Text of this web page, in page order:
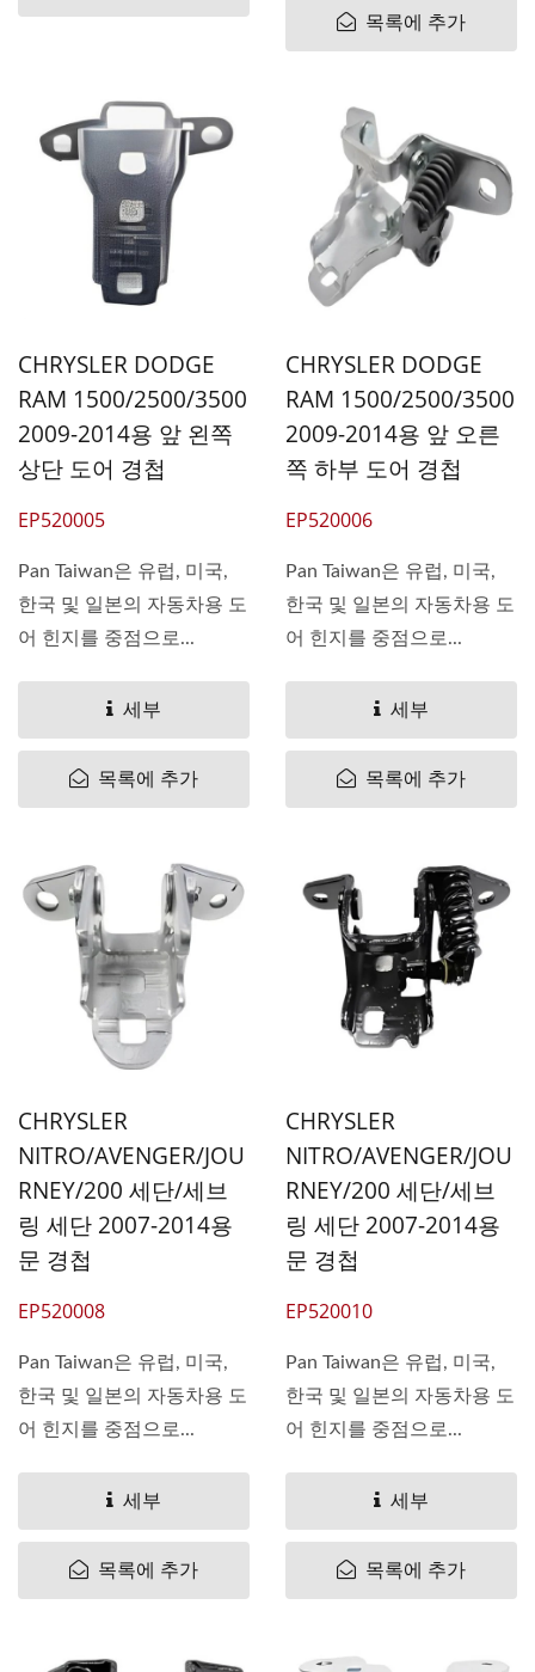
목록에 추가
CHRYSLER DODGE
RAM 1500/2500/3500
2009-2014용 앞 왼쪽
상단 도어 경첩
EP520005
Pan Taiwan은 유럽, 미국,
한국 및 일본의 자동차용 도
어 힌지를 중점으로...
세부
목록에 추가
CHRYSLER DODGE
RAM 1500/2500/3500
2009-2014용 앞 오른
쪽 하부 도어 경첩
EP520006
Pan Taiwan은 유럽, 미국,
한국 및 일본의 자동차용 도
어 힌지를 중점으로...
세부
목록에 추가
CHRYSLER
NITRO/AVENGER/JOU
RNEY/200 세단/세브
링 세단 2007-2014용
문 경첩
EP520008
Pan Taiwan은 유럽, 미국,
한국 및 일본의 자동차용 도
어 힌지를 중점으로...
세부
목록에 추가
CHRYSLER
NITRO/AVENGER/JOU
RNEY/200 세단/세브
링 세단 2007-2014용
문 경첩
EP520010
Pan Taiwan은 유럽, 미국,
한국 및 일본의 자동차용 도
어 힌지를 중점으로...
세부
목록에 추가